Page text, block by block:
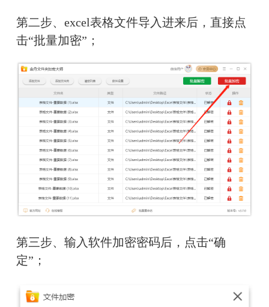
第二步、excel表格文件导入进来后，直接点
击“批量加密”；
第三步、输入软件加密密码后，点击“确
定”；